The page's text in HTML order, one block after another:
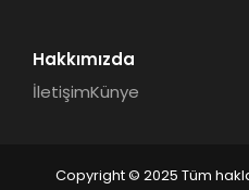
Hakkımızda
İletişimKünye
Copyright © 2025 Tüm